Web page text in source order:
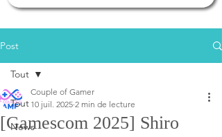
Post
Tout
News
Tout
[Gamescom 2025] Shiro
Couple of Gamer
10 juil. 2025 2 min de lecture